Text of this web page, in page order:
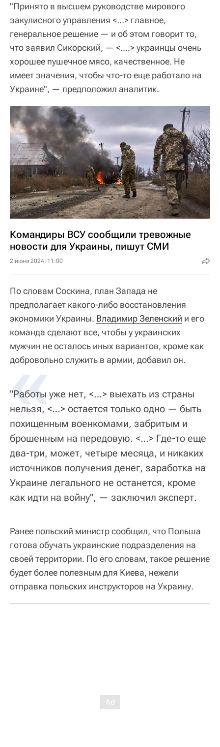
"Принято в высшем руководстве мирового
закулисного управления <…> главное,
генеральное решение — и об этом говорит то,
что заявил Сикорский, — <….> украинцы очень
хорошее пушечное мясо, качественное. Не
имеет значения, чтобы что-то еще работало на
Украине", — предположил аналитик.
Командиры ВСУ сообщили тревожные
новости для Украины, пишут СМИ
2 июня 2024, 11:00
По словам Соскина, план Запада не
предполагает какого-либо восстановления
экономики Украины. Владимир Зеленский и его
команда сделают все, чтобы у украинских
мужчин не осталось иных вариантов, кроме как
добровольно служить в армии, добавил он.
«
"Работы уже нет, <…> выехать из страны
нельзя, <…> остается только одно — быть
похищенным военкомами, забритым и
брошенным на передовую. <…> Где-то еще
два-три, может, четыре месяца, и никаких
источников получения денег, заработка на
Украине легального не останется, кроме
как идти на войну", — заключил эксперт.
Ранее польский министр сообщил, что Польша
готова обучать украинские подразделения на
своей территории. По его словам, такое решение
будет более полезным для Киева, нежели
отправка польских инструкторов на Украину.